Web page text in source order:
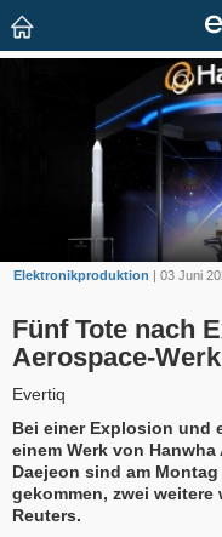
Elektronikproduktion | 03 Juni
Fünf Tote nach
Aerospace-
Evertiq
Bei einer Explosion und
einem Werk von
Daejeon sind am
gekommen, zwei
Reuters.